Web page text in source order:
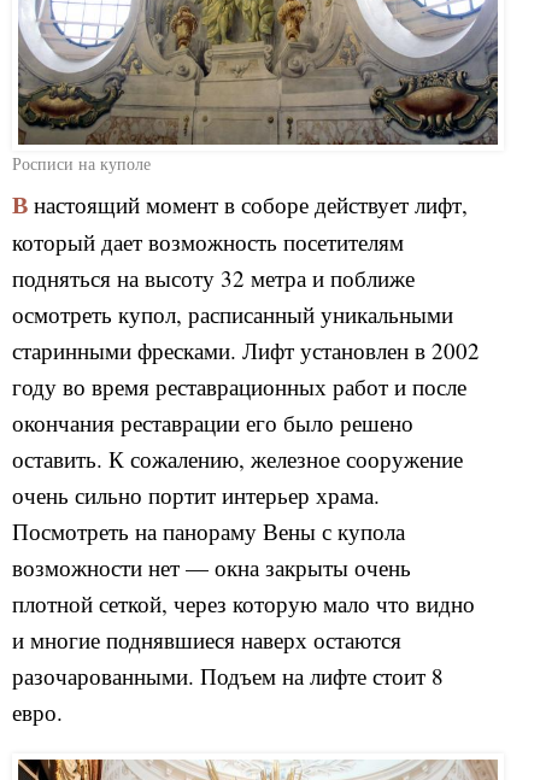
Росписи на куполе
В настоящий момент в соборе действует лифт,
который дает возможность посетителям
подняться на высоту 32 метра и поближе
осмотреть купол, расписанный уникальными
старинными фресками. Лифт установлен в 2002
году во время реставрационных работ и после
окончания реставрации его было решено
оставить. К сожалению, железное сооружение
очень сильно портит интерьер храма.
Посмотреть на панораму Вены с купола
возможности нет — окна закрыты очень
плотной сеткой, через которую мало что видно
и многие поднявшиеся наверх остаются
разочарованными. Подъем на лифте стоит 8
евро.